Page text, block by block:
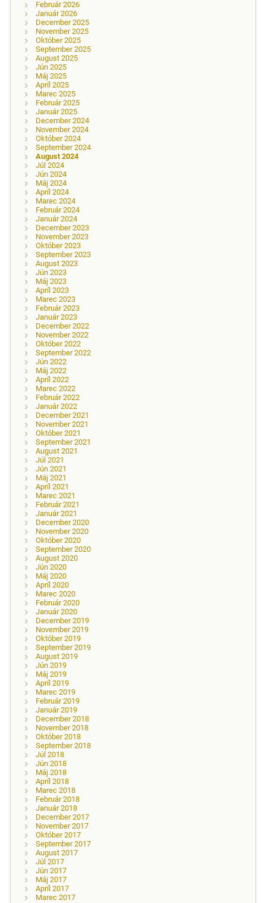
Február 2026
Január 2026
December 2025
November 2025
Október 2025
September 2025
August 2025
Jún 2025
Máj 2025
Apríl 2025
Marec 2025
Február 2025
Január 2025
December 2024
November 2024
Október 2024
September 2024
August 2024
Júl 2024
Jún 2024
Máj 2024
Apríl 2024
Marec 2024
Február 2024
Január 2024
December 2023
November 2023
Október 2023
September 2023
August 2023
Jún 2023
Máj 2023
Apríl 2023
Marec 2023
Február 2023
Január 2023
December 2022
November 2022
Október 2022
September 2022
Jún 2022
Máj 2022
Apríl 2022
Marec 2022
Február 2022
Január 2022
December 2021
November 2021
Október 2021
September 2021
August 2021
Júl 2021
Jún 2021
Máj 2021
Apríl 2021
Marec 2021
Február 2021
Január 2021
December 2020
November 2020
Október 2020
September 2020
August 2020
Jún 2020
Máj 2020
Apríl 2020
Marec 2020
Február 2020
Január 2020
December 2019
November 2019
Október 2019
September 2019
August 2019
Jún 2019
Máj 2019
Apríl 2019
Marec 2019
Február 2019
Január 2019
December 2018
November 2018
Október 2018
September 2018
Júl 2018
Jún 2018
Máj 2018
Apríl 2018
Marec 2018
Február 2018
Január 2018
December 2017
November 2017
Október 2017
September 2017
August 2017
Júl 2017
Jún 2017
Máj 2017
Apríl 2017
Marec 2017